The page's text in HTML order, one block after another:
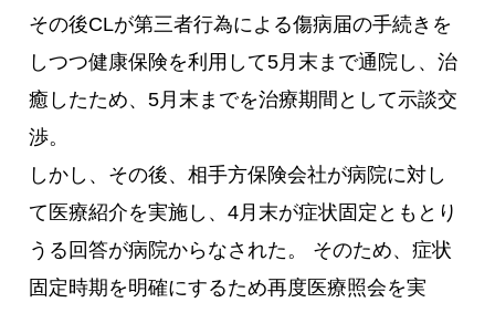
その後CLが第三者行為による傷病届の手続きを
しつつ健康保険を利用して5月末まで通院し、治
癒したため、5月末までを治療期間として示談交
渉。
しかし、その後、相手方保険会社が病院に対し
て医療紹介を実施し、4月末が症状固定ともとり
うる回答が病院からなされた。 そのため、症状
固定時期を明確にするため再度医療照会を実